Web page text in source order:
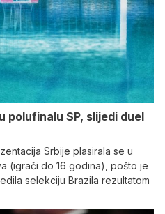
polufinalu SP, slijedi duel
Srbije plasirala se u
(igrači do 16 godina), pošto je
selekciju Brazila rezultatom